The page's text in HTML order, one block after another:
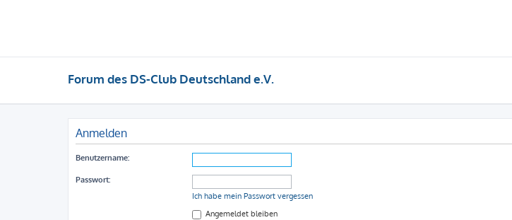
Forum des DS-Club Deutschland e.V.
Anmelden
Benutzername:
Passwort:
Ich habe mein Passwort vergessen
Angemeldet bleiben